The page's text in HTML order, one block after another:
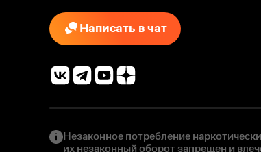
Написать в чат
Незаконное потребление
их незаконный оборот запрещен и